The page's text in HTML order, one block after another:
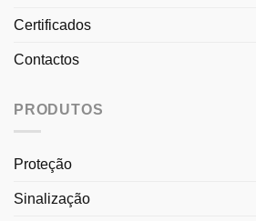
Certificados
Contactos
PRODUTOS
Proteção
Sinalização